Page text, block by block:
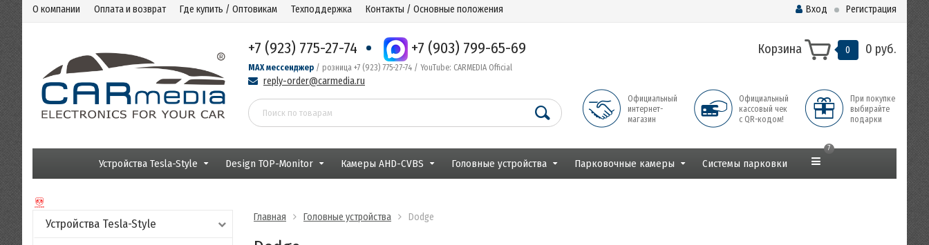
О компании Оплата и возврат Где купить / Оптовикам Техподдержка Контакты / Основные положения Вход Регистрация
+7 (923) 775-27-74 +7 (903) 799-65-69
MAX мессенджер / розница +7 (923) 775-27-74 / YouTube: CARMEDIA Official
reply-order@carmedia.ru
Корзина 0 0 руб.
Официальный
интернет-
магазин
Официальный
кассовый чек
с QR-кодом!
При покупке
выбирайте
подарки
Устройства Tesla-Style Design TOP-Monitor Камеры AHD-CVBS Головные устройства Парковочные камеры Системы парковки
7
Устройства Tesla-Style
Главная Головные устройства Dodge